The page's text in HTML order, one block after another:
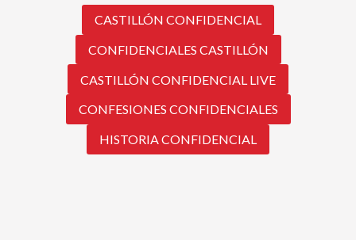
CASTILLÓN CONFIDENCIAL
CONFIDENCIALES CASTILLÓN
CASTILLÓN CONFIDENCIAL LIVE
CONFESIONES CONFIDENCIALES
HISTORIA CONFIDENCIAL